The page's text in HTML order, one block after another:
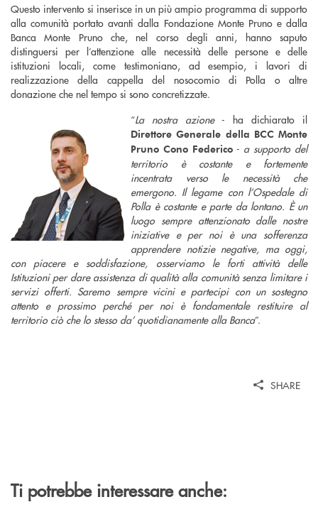
Questo intervento si inserisce in un più ampio programma di supporto
alla comunità portato avanti dalla Fondazione Monte Pruno e dalla
Banca Monte Pruno che, nel corso degli anni, hanno saputo
distinguersi per l’attenzione alle necessità delle persone e delle
istituzioni locali, come testimoniano, ad esempio, i lavori di
realizzazione della cappella del nosocomio di Polla o altre
donazione che nel tempo si sono concretizzate.
“La nostra azione- ha dichiarato il
Direttore Generale della BCC Monte
Pruno Cono Federico- a supporto del
territorio è costante e fortemente
incentrata verso le necessità che
emergono. Il legame con l’Ospedale di
Polla è costante e parte da lontano. È un
luogo sempre attenzionato dalle nostre
iniziative e per noi è una sofferenza
apprendere notizie negative, ma oggi,
con piacere e soddisfazione, osserviamo le forti attività delle
Istituzioni per dare assistenza di qualità alla comunità senza limitare i
servizi offerti. Saremo sempre vicini e partecipi con un sostegno
attento e prossimo perché per noi è fondamentale restituire al
territorio ciò che lo stesso da’ quotidianamente alla Banca”.
SHARE
Ti potrebbe interessare anche: